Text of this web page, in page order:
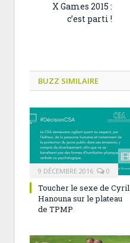
X Games 2015 :
c’est parti !
BUZZ SIMILAIRE
9 DÉCEMBRE 2016 0
Toucher le sexe de Cyril
Hanouna sur le plateau
de TPMP